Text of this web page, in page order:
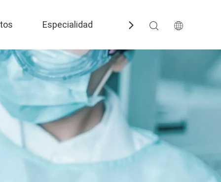
Especialidad Preguntas más